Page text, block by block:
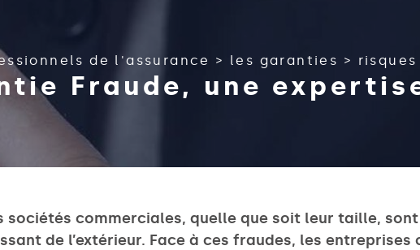
de l'assurance > les garanties >
Fraude, une
commerciales, quelle que soit leur taille,
de l’extérieur. Face à ces fraudes, les